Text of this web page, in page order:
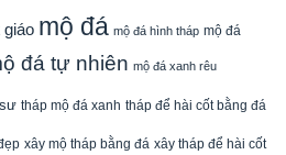
giáo mộ đá mộ đá hình tháp mộ đá
đá tự nhiên mộ đá xanh rêu
tháp mộ đá xanh tháp để hài cốt bằng đá
xây mộ tháp bằng đá xây tháp để hài cốt